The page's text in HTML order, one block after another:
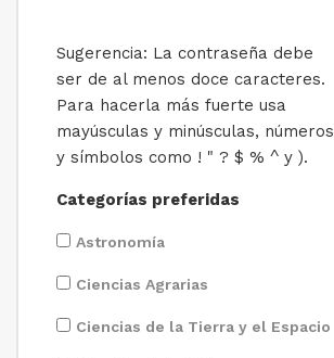
Sugerencia: La contraseña debe
ser de al menos doce caracteres.
Para hacerla más fuerte usa
mayúsculas y minúsculas, números
y símbolos como ! " ? $ % ^ y ).
Categorías preferidas
Astronomía
Ciencias Agrarias
Ciencias de la Tierra y el Espacio